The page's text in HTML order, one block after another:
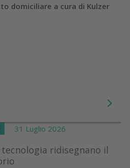
domiciliare a cura di Kulzer
31 Luglio 2026
ridisegnano il